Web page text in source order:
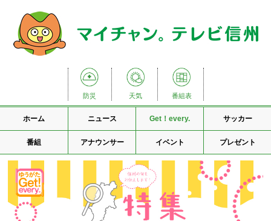
防災 天気 番組表
ホーム ニュース Get！every. サッカー
番組 アナウンサー イベント プレゼント